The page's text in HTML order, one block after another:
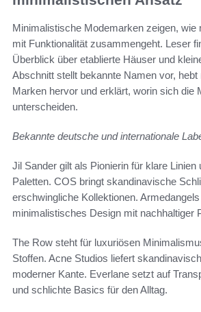
Minimalistische Modemarken zeigen, wie
mit Funktionalität zusammengeht. Leser
Überblick über etablierte Häuser und
Abschnitt stellt bekannte Namen vor, hebt
Marken hervor und erklärt, worin sich die
unterscheiden.
Bekannte deutsche und internationale
Jil Sander gilt als Pionierin für klare Linien
Paletten. COS bringt skandinavische
erschwingliche Kollektionen.
minimalistisches Design mit nachhaltiger
The Row steht für luxuriösen
Stoffen. Acne Studios liefert
moderner Kante. Everlane setzt auf
und schlichte Basics für den Alltag.